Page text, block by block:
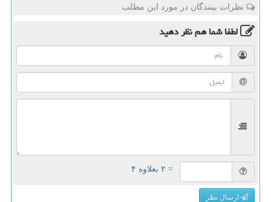
نظرات بینندگان در مورد این مطلب
لطفا شما همنظر دهید
= ۲ بعلاوه ۴
ارسال نظر